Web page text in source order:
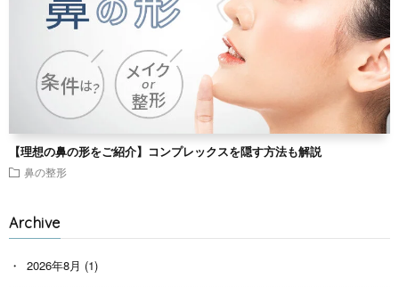
【理想の鼻の形をご紹介】コンプレックスを隠す方法も解説
鼻の整形
Archive
2026年8月 (1)